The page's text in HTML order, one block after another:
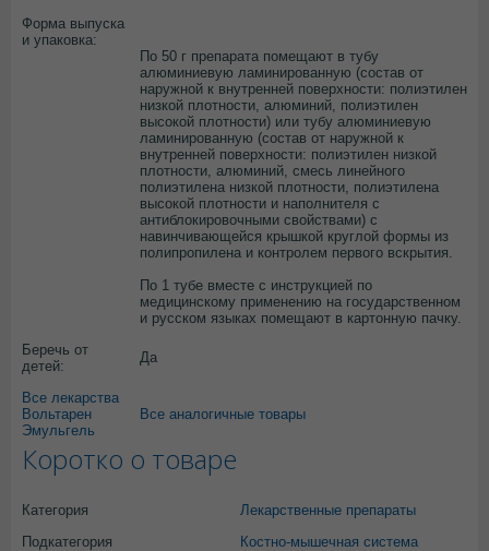
Форма выпуска
и упаковка:
По 50 г препарата помещают в тубу
алюминиевую ламинированную (состав от
наружной к внутренней поверхности: полиэтилен
низкой плотности, алюминий, полиэтилен
высокой плотности) или тубу алюминиевую
ламинированную (состав от наружной к
внутренней поверхности: полиэтилен низкой
плотности, алюминий, смесь линейного
полиэтилена низкой плотности, полиэтилена
высокой плотности и наполнителя с
антиблокировочными свойствами) с
навинчивающейся крышкой круглой формы из
полипропилена и контролем первого вскрытия.
По 1 тубе вместе с инструкцией по
медицинскому применению на государственном
и русском языках помещают в картонную пачку.
Беречь от
детей:
Да
Все лекарства
Вольтарен
Эмульгель
Все аналогичные товары
Коротко о товаре
Категория
Лекарственные препараты
Подкатегория
Костно-мышечная система